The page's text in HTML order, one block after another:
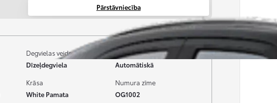
Pārstāvniecība
Degvielas veids
Dīzeļdegviela
Pārnesumkārba
Automātiskā
Krāsa
White Pamata
Numura zīme
OG1002